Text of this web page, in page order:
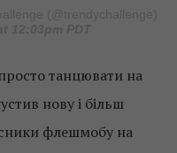
танцювати на
нову і більш
флешмобу на